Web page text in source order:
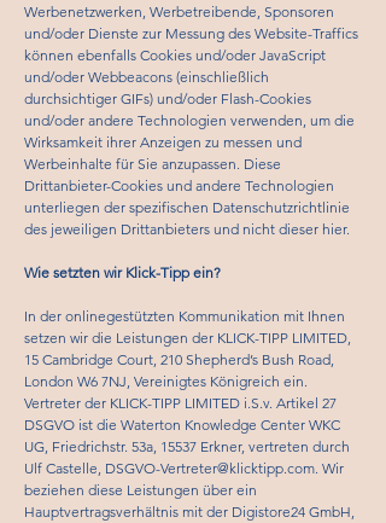
Werbenetzwerken, Werbetreibende, Sponsoren
und/oder Dienste zur Messung des Website-Traffics
können ebenfalls Cookies und/oder JavaScript
und/oder Webbeacons (einschließlich
durchsichtiger GIFs) und/oder Flash-Cookies
und/oder andere Technologien verwenden, um die
Wirksamkeit ihrer Anzeigen zu messen und
Werbeinhalte für Sie anzupassen. Diese
Drittanbieter-Cookies und andere Technologien
unterliegen der spezifischen Datenschutzrichtlinie
des jeweiligen Drittanbieters und nicht dieser hier.
Wie setzten wir Klick-Tipp ein?
In der onlinegestützten Kommunikation mit Ihnen
setzen wir die Leistungen der KLICK-TIPP LIMITED,
15 Cambridge Court, 210 Shepherd’s Bush Road,
London W6 7NJ, Vereinigtes Königreich ein.
Vertreter der KLICK-TIPP LIMITED i.S.v. Artikel 27
DSGVO ist die Waterton Knowledge Center WKC
UG, Friedrichstr. 53a, 15537 Erkner, vertreten durch
Ulf Castelle, DSGVO-Vertreter@klicktipp.com. Wir
beziehen diese Leistungen über ein
Hauptvertragsverhältnis mit der Digistore24 GmbH,